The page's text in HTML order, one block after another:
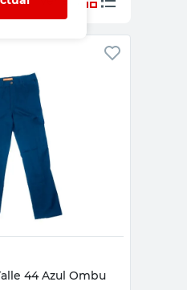
rápida
44 Azul Ombu